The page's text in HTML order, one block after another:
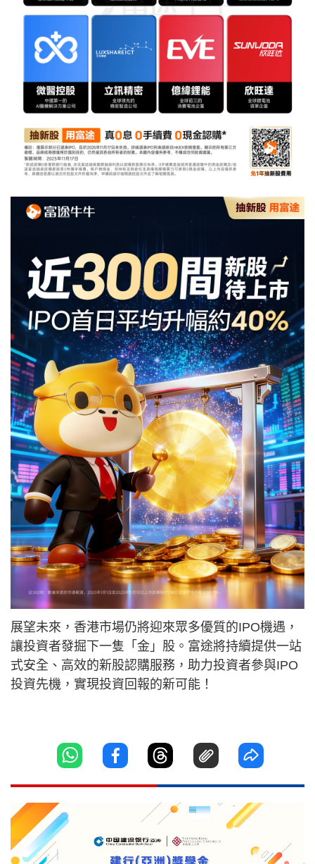
展望未來，香港市場仍將迎來眾多優質的IPO機遇，
讓投資者發掘下一隻「金」股。富途將持續提供一站
式安全、高效的新股認購服務，助力投資者參與IPO
投資先機，實現投資回報的新可能！